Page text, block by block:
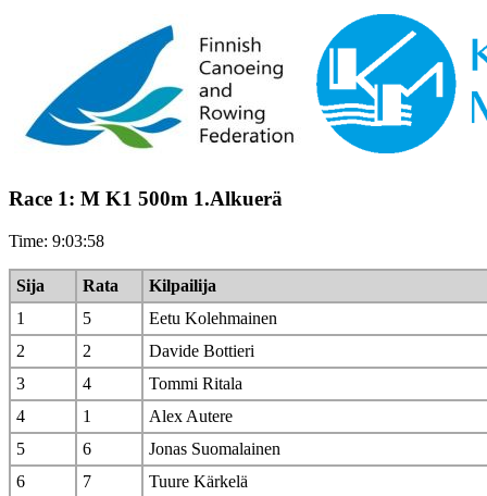
Race 1: M K1 500m 1.Alkuerä
Time: 9:03:58
Sija Rata
Kilpailija
1
5
Eetu Kolehmainen
2
2
Davide Bottieri
3
4
Tommi Ritala
4
1
Alex Autere
5
6
Jonas Suomalainen
6
7
Tuure Kärkelä